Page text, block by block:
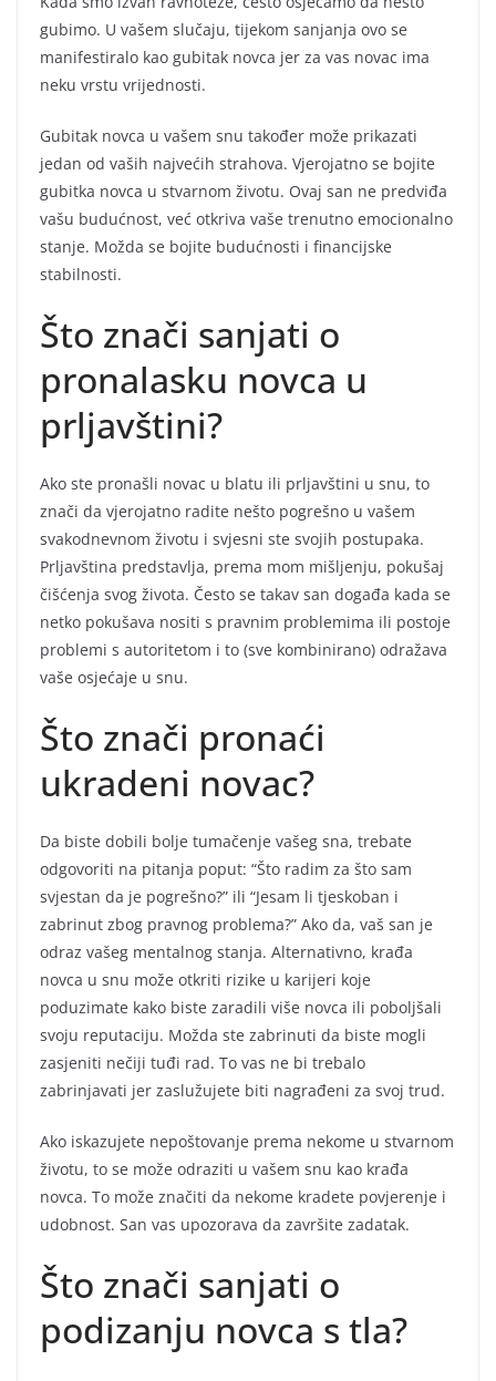
gubimo. U vašem slučaju, tijekom sanjanja ovo se
manifestiralo kao gubitak novca jer za vas novac ima
neku vrstu vrijednosti.
Gubitak novca u vašem snu također može prikazati
jedan od vaših najvećih strahova. Vjerojatno se bojite
gubitka novca u stvarnom životu. Ovaj san ne predviđa
vašu budućnost, već otkriva vaše trenutno emocionalno
stanje. Možda se bojite budućnosti i financijske
stabilnosti.
Što znači sanjati o
pronalasku novca u
prljavštini?
Ako ste pronašli novac u blatu ili prljavštini u snu, to
znači da vjerojatno radite nešto pogrešno u vašem
svakodnevnom životu i svjesni ste svojih postupaka.
Prljavština predstavlja, prema mom mišljenju, pokušaj
čišćenja svog života. Često se takav san događa kada se
netko pokušava nositi s pravnim problemima ili postoje
problemi s autoritetom i to (sve kombinirano) odražava
vaše osjećaje u snu.
Što znači pronaći
ukradeni novac?
Da biste dobili bolje tumačenje vašeg sna, trebate
odgovoriti na pitanja poput: “Što radim za što sam
svjestan da je pogrešno?” ili “Jesam li tjeskoban i
zabrinut zbog pravnog problema?” Ako da, vaš san je
odraz vašeg mentalnog stanja. Alternativno, krađa
novca u snu može otkriti rizike u karijeri koje
poduzimate kako biste zaradili više novca ili poboljšali
svoju reputaciju. Možda ste zabrinuti da biste mogli
zasjeniti nečiji tuđi rad. To vas ne bi trebalo
zabrinjavati jer zaslužujete biti nagrađeni za svoj trud.
Ako iskazujete nepoštovanje prema nekome u stvarnom
životu, to se može odraziti u vašem snu kao krađa
novca. To može značiti da nekome kradete povjerenje i
udobnost. San vas upozorava da završite zadatak.
Što znači sanjati o
podizanju novca s tla?